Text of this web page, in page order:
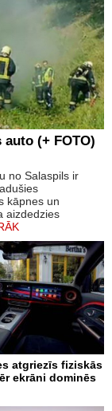
(+ FOTO)
no Salaspils ir
kāpnes un
aizdedzies
atgriezīs fiziskās
ekrāni dominēs